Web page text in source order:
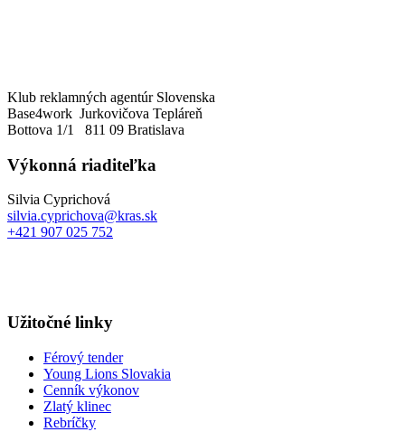
Klub reklamných agentúr Slovenska
Base4work Jurkovičova Tepláreň
Bottova 1/1 811 09 Bratislava
Výkonná riaditeľka
Silvia Cyprichová
silvia.cyprichova@kras.sk
+421 907 025 752
Užitočné linky
Férový tender
Young Lions Slovakia
Cenník výkonov
Zlatý klinec
Rebríčky